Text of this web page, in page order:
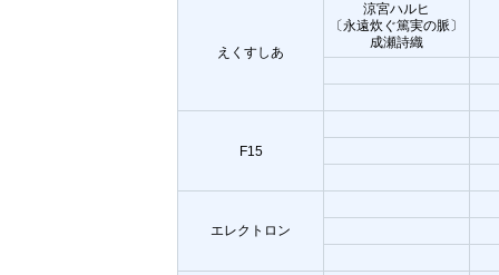
えくすしあ
涼宮ハルヒ
〔永遠炊ぐ篤実の脈〕
成瀬詩織
F15
エレクトロン